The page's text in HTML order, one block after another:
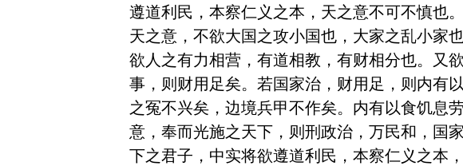
遵道利民，本察仁义之本，天之意不可不慎也
天之意，不欲大国之攻小国也，大家之乱小家
欲人之有力相营，有道相教，有财相分也。又
事，则财用足矣。若国家治，财用足，则内有
之冤不兴矣，边境兵甲不作矣。内有以食饥息
意，奉而光施之天下，则刑政治，万民和，国
下之君子，中实将欲遵道利民，本察仁义之本